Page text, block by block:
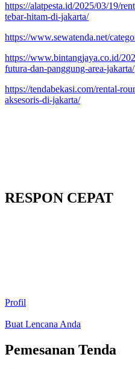
https://alatpesta.id/2025/03/19/
tebar-hitam-di-jakarta/
https://www.sewatenda.net/
https://www.bintangjaya.co.id/
futura-dan-panggung-area-jakarta/
https://tendabekasi.com/rental-
aksesoris-di-jakarta/
RESPON CEPAT
Profil
Buat Lencana Anda
Pemesanan Tenda